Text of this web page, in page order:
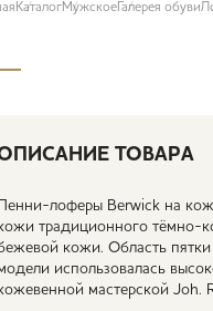
КаталогМужское Галерея обуви
ТОВАРА
Пенни-лоферы Berwick на
традиционного тёмно-
кожи. Область
использовалась
мастерской Joh.